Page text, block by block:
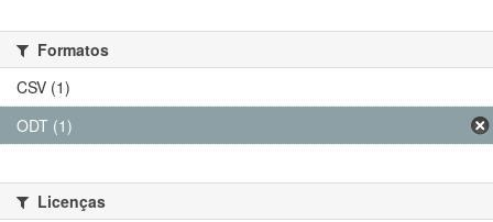
Formatos
CSV (1)
ODT (1)
Licenças